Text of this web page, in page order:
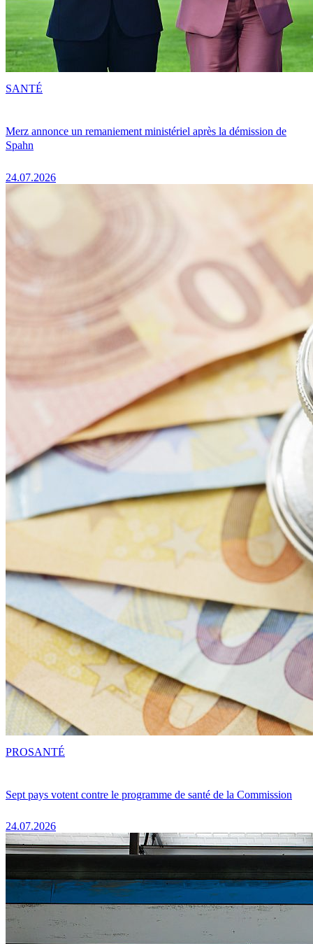
Merz annonce un remaniement ministériel après la démission de
Spahn
24.07.2026
SANTÉ
Sept pays votent contre le programme de santé de la Commission
24.07.2026
PROSANTÉ